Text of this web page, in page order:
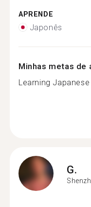
APRENDE
Japonês
Minhas metas de
Learning Japanese
G.